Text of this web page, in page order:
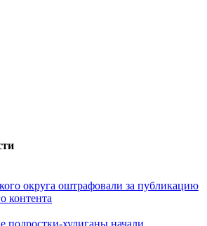
округа оштрафовали за публикацию
контента